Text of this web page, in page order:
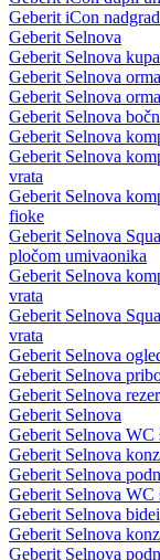
Geberit iCon
Geberit Selnova
Geberit Selnova
Geberit Selnova
Geberit Selnova
Geberit Selnova
Geberit Selnova
Geberit Selnova
vrata
Geberit Selnova
fioke
Geberit Selnova
pločom umivaonika
Geberit Selnova
vrata
Geberit Selnova
vrata
Geberit Selnova
Geberit Selnova
Geberit Selnova
Geberit Selnova
Geberit Selnova WC
Geberit Selnova
Geberit Selnova
Geberit Selnova WC
Geberit Selnova bidei
Geberit Selnova
Geberit Selnova